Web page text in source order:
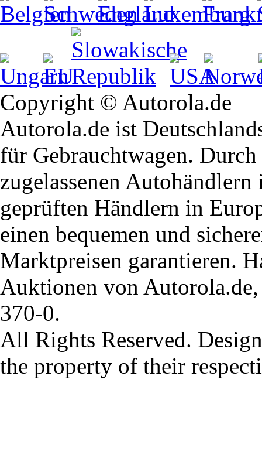
Copyright © Autorola.de
Autorola.de ist
für Gebrauchtwagen.
zugelassenen
geprüften Händlern in
einen bequemen und
Marktpreisen garantieren.
Auktionen von
370-0.
All Rights Reserved.
the property of their